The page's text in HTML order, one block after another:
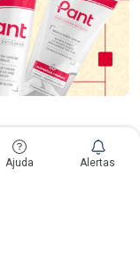
Ajuda Alertas